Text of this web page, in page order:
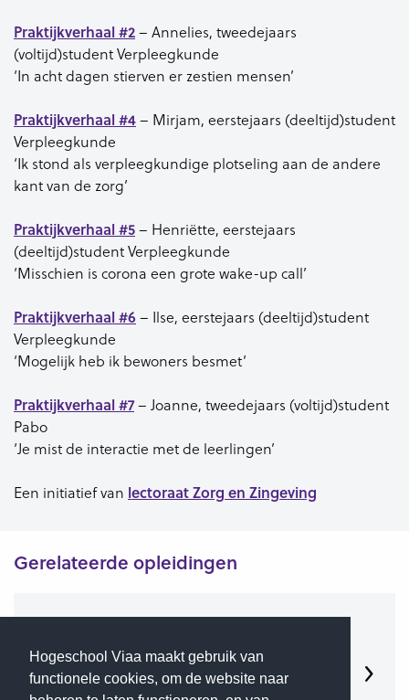
Hogeschool Viaa maakt gebruik van
functionele cookies, om de website naar
Praktijkverhaal #2– Annelies, tweedejaars
(voltijd)student Verpleegkunde
‘In acht dagen stierven er zestien mensen’
Praktijkverhaal #4– Mirjam, eerstejaars (deeltijd)student
Verpleegkunde
‘Ik stond als verpleegkundige plotseling aan de andere
kant van de zorg’
Praktijkverhaal #5– Henriëtte, eerstejaars
(deeltijd)student Verpleegkunde
‘Misschien is corona een grote wake-up call’
Praktijkverhaal #6– Ilse, eerstejaars (deeltijd)student
Verpleegkunde
‘Mogelijk heb ik bewoners besmet’
Praktijkverhaal #7– Joanne, tweedejaars (voltijd)student
Pabo
‘Je mist de interactie met de leerlingen’
Een initiatief van lectoraat Zorg en Zingeving
Gerelateerde opleidingen
Verpleegkunde
Lees meer